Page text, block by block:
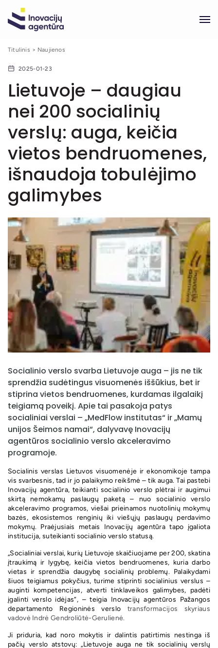
Titulinis Naujienos
2025-01-23
Lietuvoje – daugiau
nei 200 socialinių
verslų: auga, keičia
vietos bendruomenes,
išnaudoja tobulėjimo
galimybes
Socialinio verslo svarba Lietuvoje auga – jis ne tik
sprendžia sudėtingus visuomenės iššūkius, bet ir
stiprina vietos bendruomenes, kurdamas ilgalaikį
teigiamą poveikį. Apie tai pasakoja patys
socialiniai verslai – „MedFlow institutas“ ir „Mamų
unijos Šeimos namai“, dalyvavę Inovacijų
agentūros socialinio verslo akceleravimo
programoje.
Socialinis verslas Lietuvos visuomenėje ir ekonomikoje tampa
vis svarbesnis, tad ir jo palaikymo reikšmė – tik auga. Tai pastebi
Inovacijų agentūra, teikianti socialinio verslo plėtrai ir augimui
skirtą nemokamų paslaugų paketą – nuo socialinio verslo
akceleravimo programos, viešai prieinamos nuotolinių mokymų
bazės, ekosistemos renginių iki viešųjų paslaugų perdavimo
mokymų. Praėjusiais metais Inovacijų agentūra tapo įgaliota
institucija, suteikianti socialinio verslo statusą.
„Socialiniai verslai, kurių Lietuvoje skaičiuojame per 200, skatina
įtraukimą ir lygybę, keičia vietos bendruomenes, kuria darbo
vietas ir sprendžia daugybę socialinių problemų. Palaikydami
šiuos teigiamus pokyčius, turime stiprinti socialinius verslus –
auginti kompetencijas, atverti tinklaveikos galimybes, padėti
įgalinti verslo idėjas“, – teigia Inovacijų agentūros Pažangos
departamento Regioninės verslo transformacijos skyriaus
vadovė Indrė Gendroliūtė-Gerulienė.
Ji priduria, kad noro mokytis ir dalintis patirtimis nestinga iš
pačių verslo atstovų: „Lietuvoje auga ne tik socialinių verslų